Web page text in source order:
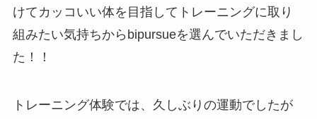
けてカッコいい体を目指してトレーニングに取り
組みたい気持ちからbipursueを選んでいただきまし
た！！
トレーニング体験では、久しぶりの運動でしたが